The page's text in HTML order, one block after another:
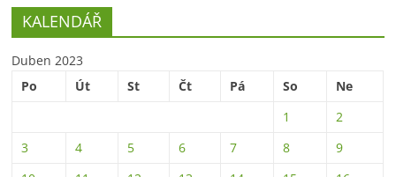
KALENDÁŘ
Duben 2023
Po
Út St Čt Pá So
Ne
1
2
3
4 5 6 7 8
9